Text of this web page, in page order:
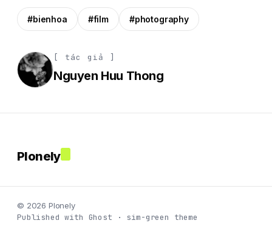
#bienhoa #film #photography
[ tác giả ]
Nguyen Huu Thong
Plonely
© 2026 Plonely
Published with Ghost · sim-green theme